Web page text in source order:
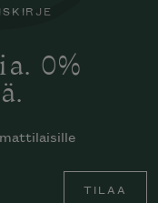
0%
TILAA